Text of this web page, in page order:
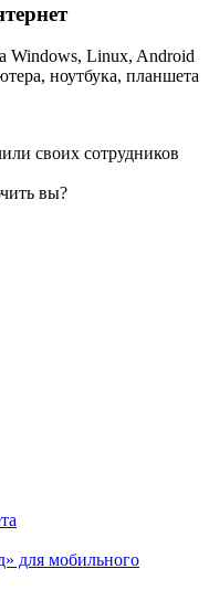
Windows, Linux, Android
ноутбука, планшета
своих сотрудников
вы?
для мобильного